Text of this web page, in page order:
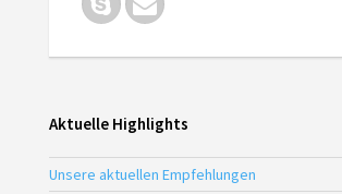
Aktuelle Highlights
Unsere aktuellen Empfehlungen